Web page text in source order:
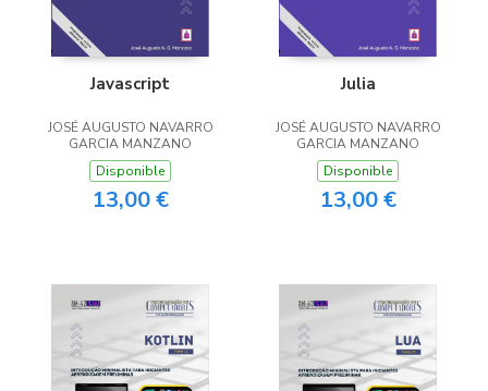
Javascript
JOSÉ AUGUSTO NAVARRO
GARCIA MANZANO
Disponible
13,00 €
Julia
JOSÉ AUGUSTO NAVARRO
GARCIA MANZANO
Disponible
13,00 €